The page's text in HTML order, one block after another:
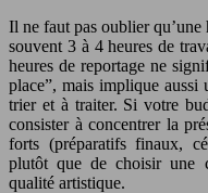
Il ne faut pas oublier qu’une
souvent 3 à 4 heures de
heures de reportage ne
place”, mais implique aussi
trier et à traiter. Si votre
consister à concentrer la
forts (préparatifs finaux,
plutôt que de choisir une
qualité artistique.